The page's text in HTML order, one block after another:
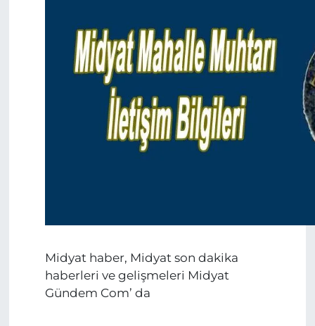
Midyat haber, Midyat son dakika
haberleri ve gelişmeleri Midyat
Gündem Com’ da